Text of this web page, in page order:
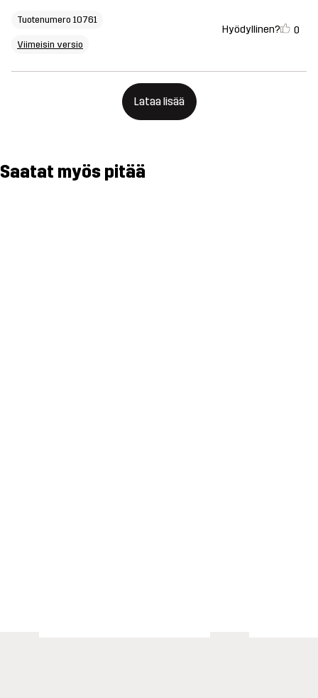
Tuotenumero 10761
Viimeisin versio
Hyödyllinen? 0
Lataa lisää
Saatat myös pitää